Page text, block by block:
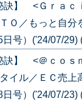
訣】 <Ｇｒａ
Ｏ／もっと自分
号）('24/07/29)
訣】 <＠ｃｏ
イル／ＥＣ売上
号）('24/07/23)